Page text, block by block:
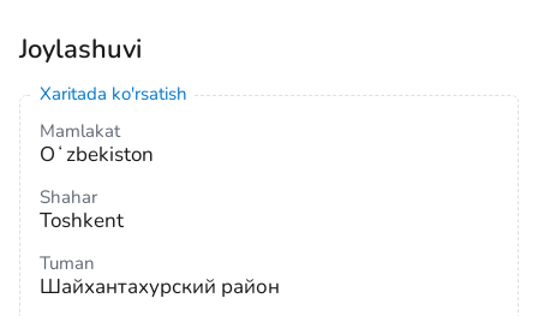
Joylashuvi
Xaritada ko'rsatish
Mamlakat
Oʻzbekiston
Shahar
Toshkent
Tuman
Шайхантахурский район